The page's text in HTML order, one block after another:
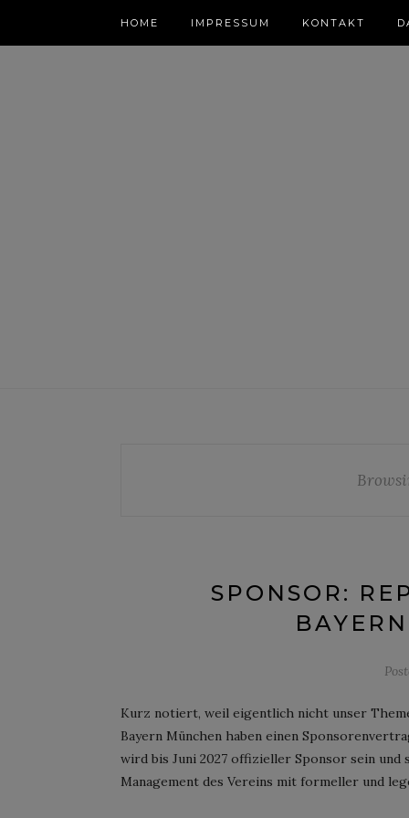
HOME IMPRESSUM KONTAKT
SPONSOR:
Kurz notiert, weil eigentlich nicht unser
Bayern München haben einen
wird bis Juni 2027 offizieller Sponsor sein und
Management des Vereins mit formeller und